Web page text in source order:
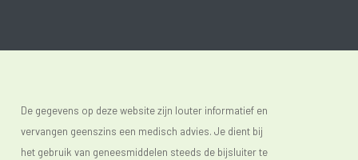
De gegevens op deze website zijn louter informatief en
vervangen geenszins een medisch advies. Je dient bij
het gebruik van geneesmiddelen steeds de bijsluiter te